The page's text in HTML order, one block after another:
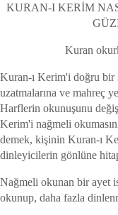
KURAN-I KERİM
Kuran
Kuran-ı Kerim'i doğru
uzatmalarına ve mahreç
Harflerin okunuşunu
Kerim'i nağmeli
demek, kişinin Kuran-ı
dinleyicilerin gönlüne
Nağmeli okunan bir ayet
okunup, daha fazla